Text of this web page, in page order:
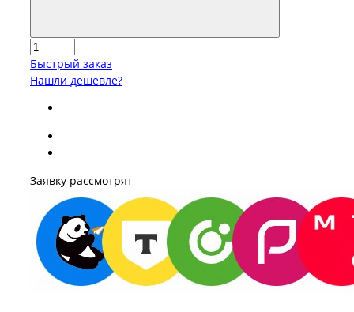
Быстрый заказ
Нашли дешевле?
Заявку рассмотрят